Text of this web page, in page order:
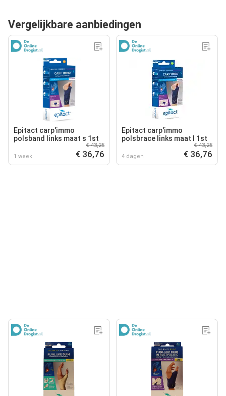
Vergelijkbare aanbiedingen
Epitact carp'immo
polsband links maat s 1st
1 week
€ 43,25
€ 36,76
Epitact carp'immo
polsbrace links maat l 1st
4 dagen
€ 43,25
€ 36,76